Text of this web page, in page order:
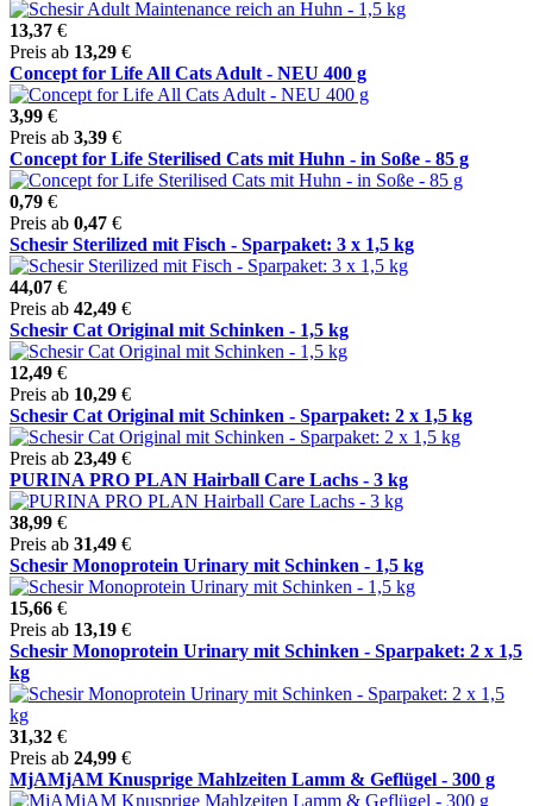
13,37 €
Preis ab 13,29 €
Concept for Life All Cats Adult - NEU 400 g
3,99 €
Preis ab 3,39 €
Concept for Life Sterilised Cats mit Huhn - in Soße - 85 g
0,79 €
Preis ab 0,47 €
Schesir Sterilized mit Fisch - Sparpaket: 3 x 1,5 kg
44,07 €
Preis ab 42,49 €
Schesir Cat Original mit Schinken - 1,5 kg
12,49 €
Preis ab 10,29 €
Schesir Cat Original mit Schinken - Sparpaket: 2 x 1,5 kg
Preis ab 23,49 €
PURINA PRO PLAN Hairball Care Lachs - 3 kg
38,99 €
Preis ab 31,49 €
Schesir Monoprotein Urinary mit Schinken - 1,5 kg
15,66 €
Preis ab 13,19 €
Schesir Monoprotein Urinary mit Schinken - Sparpaket: 2 x 1,5
kg
31,32 €
Preis ab 24,99 €
MjAMjAM Knusprige Mahlzeiten Lamm & Geflügel - 300 g